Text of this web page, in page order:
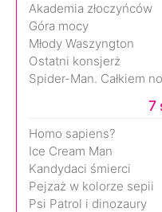
Akademia złoczyńców
Góra mocy
Młody Waszyngton
Ostatni konsjerż
Spider-Man. Całkiem
7
Homo sapiens?
Ice Cream Man
Kandydaci śmierci
Pejzaż w kolorze sepii
Psi Patrol i dinozaury